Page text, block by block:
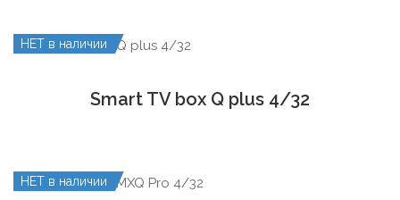
НЕТ в наличии
Smart TV box Q plus 4/32
НЕТ в наличии